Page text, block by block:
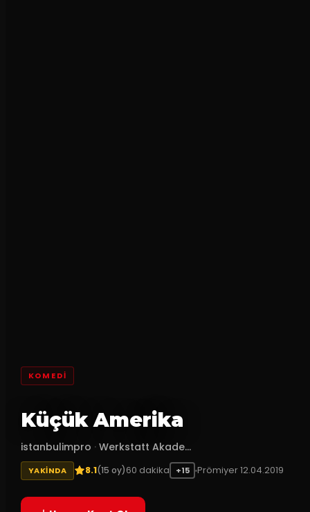
KOMEDI
Küçük Amerika
istanbulimpro‬ · Werkstatt Akade...
YAKINDA 8.1(15 oy)60 dakika +15 Prömiyer12.04.2019